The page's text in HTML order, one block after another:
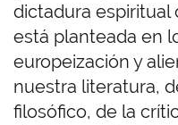
dictadura espiritual
está planteada en
europeización y
nuestra literatura,
filosófico, de la